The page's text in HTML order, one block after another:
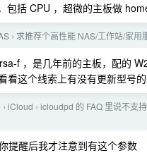
包括 CPU ，超微的主板做
› 求推荐个高性能 NAS/工作站/家用
f ，是几年前的主板，配的
这个线索上有没有更新型号的
› iCloud › icloudpd 的 FAQ 里说不支
提醒后我才注意到有这个参数